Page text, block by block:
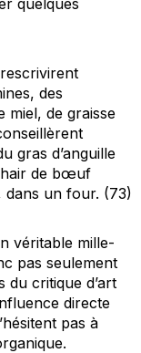
quelques
des
miel, de graisse
gras d’anguille
de bœuf
dans un four. (73)
véritable mille-
pas seulement
du critique d’art
directe
pas à